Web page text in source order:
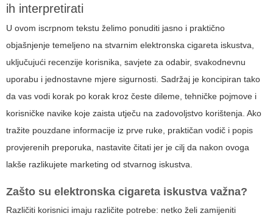
ih interpretirati
U ovom iscrpnom tekstu želimo ponuditi jasno i praktično
objašnjenje temeljeno na stvarnim elektronska cigareta iskustva,
uključujući recenzije korisnika, savjete za odabir, svakodnevnu
uporabu i jednostavne mjere sigurnosti. Sadržaj je koncipiran tako
da vas vodi korak po korak kroz česte dileme, tehničke pojmove i
korisničke navike koje zaista utječu na zadovoljstvo korištenja. Ako
tražite pouzdane informacije iz prve ruke, praktičan vodič i popis
provjerenih preporuka, nastavite čitati jer je cilj da nakon ovoga
lakše razlikujete marketing od stvarnog iskustva.
Zašto su elektronska cigareta iskustva važna?
Različiti korisnici imaju različite potrebe: netko želi zamijeniti